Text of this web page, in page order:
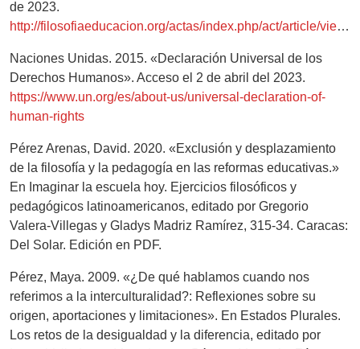
de 2023.
http://filosofiaeducacion.org/actas/index.php/act/article/view/33
Naciones Unidas. 2015. «Declaración Universal de los
Derechos Humanos». Acceso el 2 de abril del 2023.
https://www.un.org/es/about-us/universal-declaration-of-
human-rights
Pérez Arenas, David. 2020. «Exclusión y desplazamiento
de la filosofía y la pedagogía en las reformas educativas.»
En Imaginar la escuela hoy. Ejercicios filosóficos y
pedagógicos latinoamericanos, editado por Gregorio
Valera-Villegas y Gladys Madriz Ramírez, 315-34. Caracas:
Del Solar. Edición en PDF.
Pérez, Maya. 2009. «¿De qué hablamos cuando nos
referimos a la interculturalidad?: Reflexiones sobre su
origen, aportaciones y limitaciones». En Estados Plurales.
Los retos de la desigualdad y la diferencia, editado por